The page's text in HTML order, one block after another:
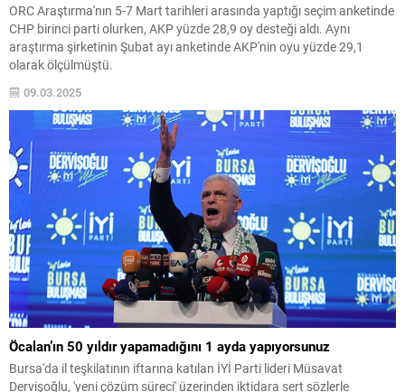
ORC Araştırma'nın 5-7 Mart tarihleri arasında yaptığı seçim anketinde
CHP birinci parti olurken, AKP yüzde 28,9 oy desteği aldı. Aynı
araştırma şirketinin Şubat ayı anketinde AKP'nin oyu yüzde 29,1
olarak ölçülmüştü.
09.03.2025
Öcalan’ın 50 yıldır yapamadığını 1 ayda yapıyorsunuz
Bursa'da il teşkilatının iftarına katılan İYİ Parti lideri Müsavat
Dervişoğlu, 'yeni çözüm süreci' üzerinden iktidara sert sözlerle